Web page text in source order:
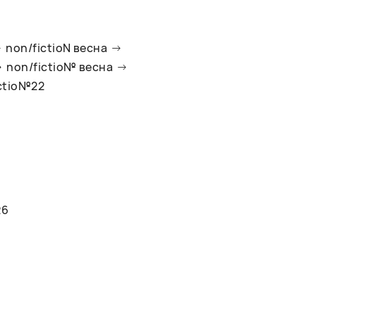
non/fictioN весна
non/fictio№ весна